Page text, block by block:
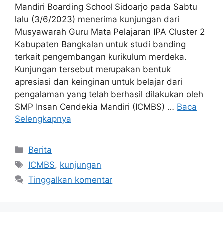
Mandiri Boarding School Sidoarjo pada Sabtu
lalu (3/6/2023) menerima kunjungan dari
Musyawarah Guru Mata Pelajaran IPA Cluster 2
Kabupaten Bangkalan untuk studi banding
terkait pengembangan kurikulum merdeka.
Kunjungan tersebut merupakan bentuk
apresiasi dan keinginan untuk belajar dari
pengalaman yang telah berhasil dilakukan oleh
SMP Insan Cendekia Mandiri (ICMBS) … Baca
Selengkapnya
Berita
ICMBS, kunjungan
Tinggalkan komentar